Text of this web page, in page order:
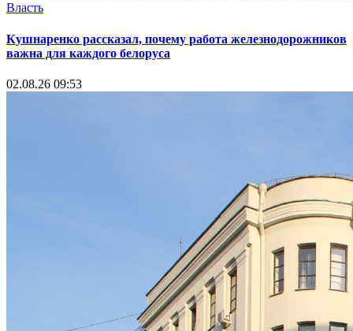
Власть
Кушнаренко рассказал, почему работа железнодорожников
важна для каждого белоруса
02.08.26 09:53